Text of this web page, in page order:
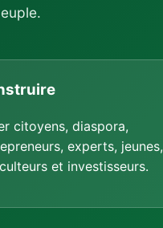
citoyens, diaspora,
experts, jeunes,
et investisseurs.